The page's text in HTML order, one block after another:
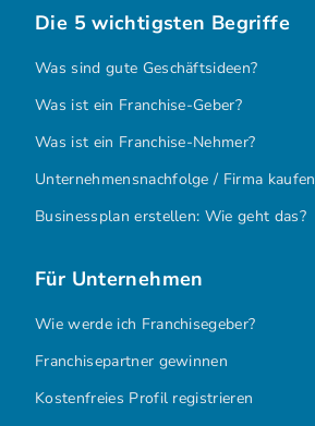
Die 5 wichtigsten Begriffe
Was sind gute Geschäftsideen?
Was ist ein Franchise-Geber?
Was ist ein Franchise-Nehmer?
Unternehmensnachfolge / Firma kaufen
Businessplan erstellen: Wie geht das?
Für Unternehmen
Wie werde ich Franchisegeber?
Franchisepartner gewinnen
Kostenfreies Profil registrieren